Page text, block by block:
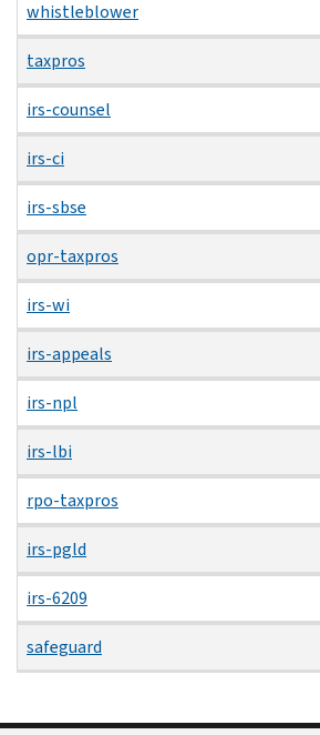
whistleblower
taxpros
irs-counsel
irs-ci
irs-sbse
opr-taxpros
irs-wi
irs-appeals
irs-npl
irs-lbi
rpo-taxpros
irs-pgld
irs-6209
safeguard